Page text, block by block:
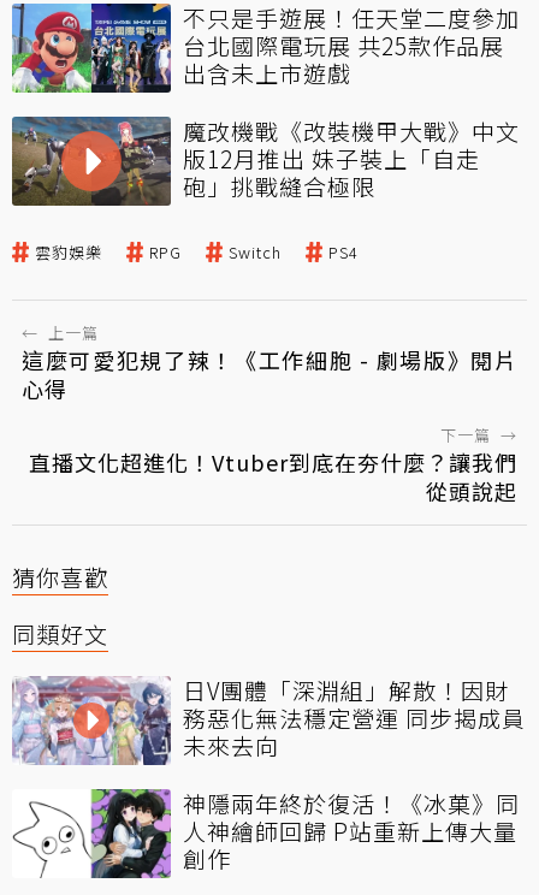
不只是手遊展！任天堂二度參加
台北國際電玩展 共25款作品展
出含未上市遊戲
魔改機戰《改裝機甲大戰》中文
版12月推出 妹子裝上「自走
砲」挑戰縫合極限
雲豹娛樂 RPG Switch PS4
← 上一篇
這麼可愛犯規了辣！《工作細胞 - 劇場版》閱片
心得
下一篇 →
直播文化超進化！Vtuber到底在夯什麼？讓我們
從頭說起
猜你喜歡
同類好文
日V團體「深淵組」解散！因財
務惡化無法穩定營運 同步揭成員
未來去向
神隱兩年終於復活！《冰菓》同
人神繪師回歸 P站重新上傳大量
創作